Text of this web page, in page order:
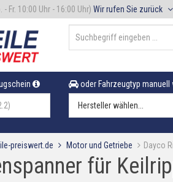
- Fr. 10:00 Uhr - 16:00 Uhr) Wir rufen Sie zurück
oder Fahrzeugtyp manuell
preiswert.de Motor und Getriebe Dayco
für